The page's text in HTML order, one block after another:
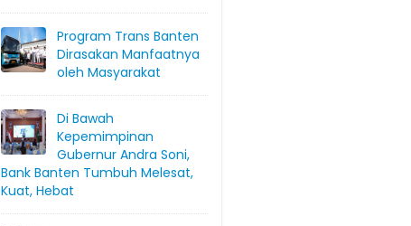
Program Trans Banten
Dirasakan Manfaatnya
oleh Masyarakat
Di Bawah
Kepemimpinan
Gubernur Andra Soni,
Bank Banten Tumbuh Melesat,
Kuat, Hebat